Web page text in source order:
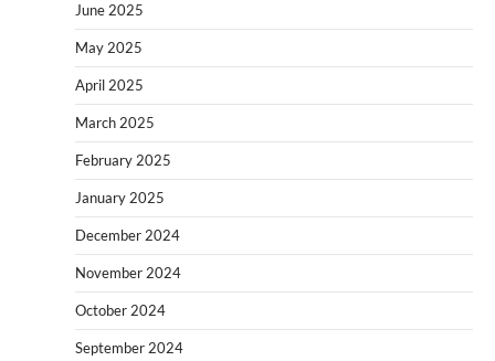
June 2025
May 2025
April 2025
March 2025
February 2025
January 2025
December 2024
November 2024
October 2024
September 2024